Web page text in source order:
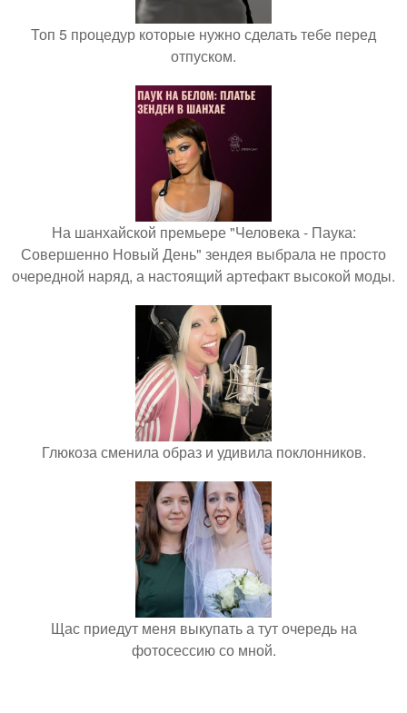
Топ 5 процедур которые нужно сделать тебе перед
отпуском.
На шанхайской премьере "Человека - Паука:
Совершенно Новый День" зендея выбрала не просто
очередной наряд, а настоящий артефакт высокой моды.
Глюкоза сменила образ и удивила поклонников.
Щас приедут меня выкупать а тут очередь на
фотосессию со мной.